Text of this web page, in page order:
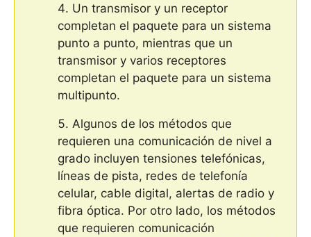
Un transmisor y un receptor
completan el paquete para un sistema
punto a punto, mientras que un
transmisor y varios receptores
completan el paquete para un sistema
multipunto.
Algunos de los métodos que
requieren una comunicación de nivel a
grado incluyen tensiones telefónicas,
líneas de pista, redes de telefonía
celular, cable digital, alertas de radio y
fibra óptica. Por otro lado, los métodos
que requieren comunicación